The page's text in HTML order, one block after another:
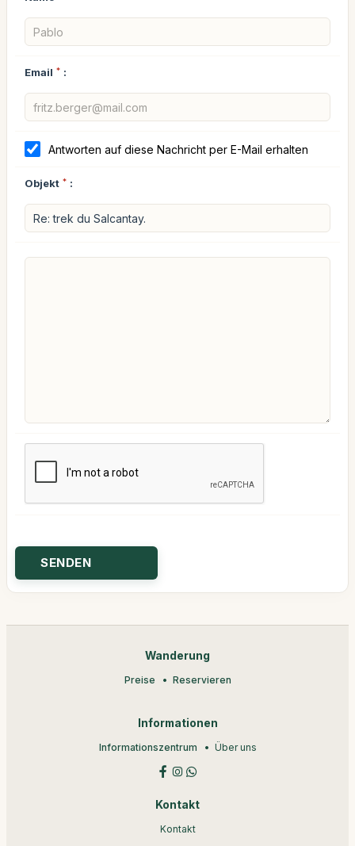
Email * :
Antworten auf diese Nachricht per E-Mail erhalten
Objekt * :
Wanderung
Preise Reservieren
Informationen
Informationszentrum Über uns
Kontakt
Kontakt